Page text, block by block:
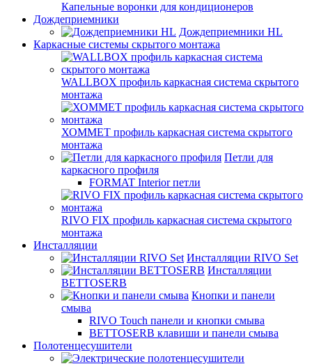
Капельные воронки для кондиционеров
Дождеприемники
Дождеприемники HL
Каркасные системы скрытого монтажа
WALLBOX профиль каркасная система скрытого
монтажа
ХОММЕТ профиль каркасная система скрытого
монтажа
Петли для
каркасного профиля
FORMAT Interior петли
RIVO FIX профиль каркасная система скрытого
монтажа
Инсталляции
Инсталляции RIVO Set
Инсталляции
BETTOSERB
Кнопки и панели
смыва
RIVO Touch панели и кнопки смыва
BETTOSERB клавиши и панели смыва
Полотенцесушители